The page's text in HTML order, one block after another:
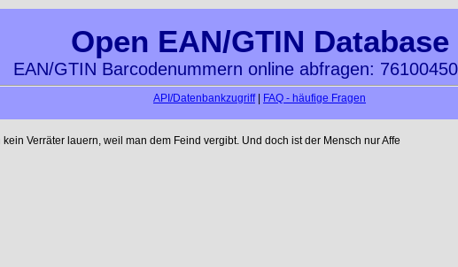
Open EAN/GTIN Database
EAN/GTIN Barcodenummern online abfragen:
API/Datenbankzugriff| FAQ - häufige Fragen
Verräter lauern, weil man dem Feind vergibt. Und doch ist der Mensch nur Affe